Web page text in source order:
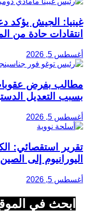
غينيا: الجيش يؤكد
انتقادات حادة من
أغسطس 5, 2026
مطالب بفرض
بسبب التعديل
أغسطس 5, 2026
اليورانيوم إلى
أغسطس 5, 2026
ابحث في